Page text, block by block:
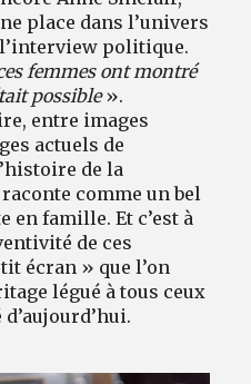
place dans l’univers
politique.
femmes ont montré
possible».
entre images
actuels de
de la
comme un bel
en famille. Et c’est à
de ces
écran » que l’on
légué à tous ceux